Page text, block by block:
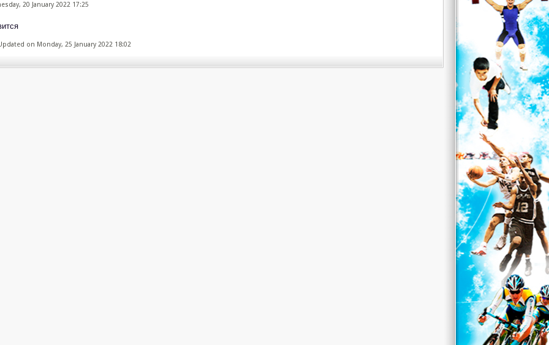
20 January 2022 17:25
on Monday, 25 January 2022 18:02